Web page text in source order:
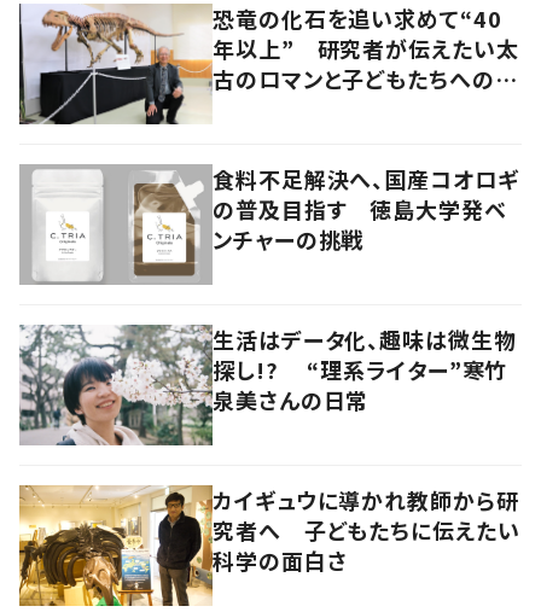
恐竜の化石を追い求めて“40
年以上” 研究者が伝えたい太
古のロマンと子どもたちへのメ
食料不足解決へ、国産コオロギ
の普及目指す 徳島大学発ベ
ンチャーの挑戦
生活はデータ化、趣味は微生物
探し!? “理系ライター”寒竹
泉美さんの日常
カイギュウに導かれ教師から研
究者へ 子どもたちに伝えたい
科学の面白さ